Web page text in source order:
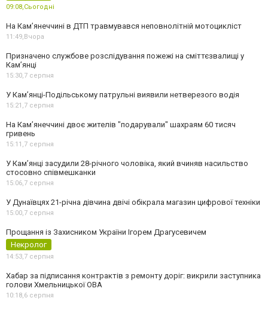
09:08,Сьогодні
На Кам’янеччині в ДТП травмувався неповнолітній мотоцикліст
11:49,Вчора
Призначено службове розслідування пожежі на сміттєзвалищі у
Кам’янці
15:30,7 серпня
У Кам’янці-Подільському патрульні виявили нетверезого водія
15:21,7 серпня
На Камʼянеччині двоє жителів "подарували" шахраям 60 тисяч
гривень
15:11,7 серпня
У Камʼянці засудили 28-річного чоловіка, який вчиняв насильство
стосовно співмешканки
15:06,7 серпня
У Дунаївцях 21-річна дівчина двічі обікрала магазин цифрової техніки
15:00,7 серпня
Прощання із Захисником України Ігорем Драгусевичем
Некролог
14:53,7 серпня
Хабар за підписання контрактів з ремонту доріг: викрили заступника
голови Хмельницької ОВА
10:18,6 серпня